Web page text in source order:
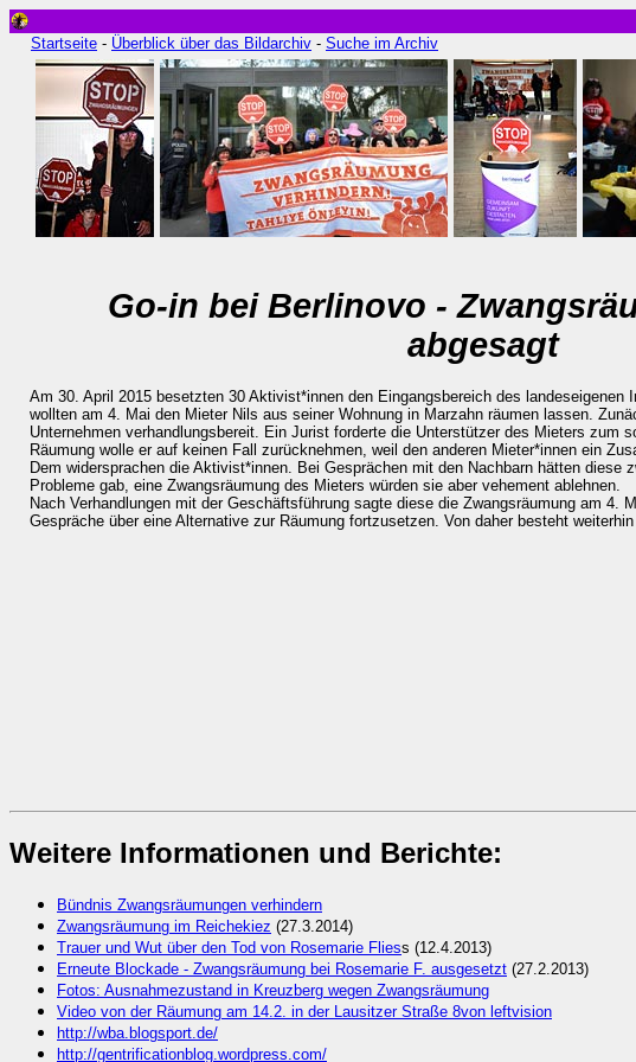
Startseite - Überblick über das Bildarchiv - Suche im Archiv
Go-in bei Berlinovo -
abgesagt
Am 30. April 2015 besetzten 30 Aktivist*innen den Eingangsbereich des landeseigenen
wollten am 4. Mai den Mieter Nils aus seiner Wohnung in Marzahn räumen lassen.
Unternehmen verhandlungsbereit. Ein Jurist forderte die Unterstützer des Mieters zum
Räumung wolle er auf keinen Fall zurücknehmen, weil den anderen Mieter*innen ein
Dem widersprachen die Aktivist*innen. Bei Gesprächen mit den Nachbarn hätten diese
Probleme gab, eine Zwangsräumung des Mieters würden sie aber vehement ablehnen.
Nach Verhandlungen mit der Geschäftsführung sagte diese die Zwangsräumung am 4.
Gespräche über eine Alternative zur Räumung fortzusetzen. Von daher besteht
Weitere Informationen und Berichte:
Bündnis Zwangsräumungen verhindern
Zwangsräumung im Reichekiez (27.3.2014)
Trauer und Wut über den Tod von Rosemarie Fliess (12.4.2013)
Erneute Blockade - Zwangsräumung bei Rosemarie F. ausgesetzt (27.2.2013)
Fotos: Ausnahmezustand in Kreuzberg wegen Zwangsräumung
Video von der Räumung am 14.2. in der Lausitzer Straße 8von leftvision
http://wba.blogsport.de/
http://gentrificationblog.wordpress.com/